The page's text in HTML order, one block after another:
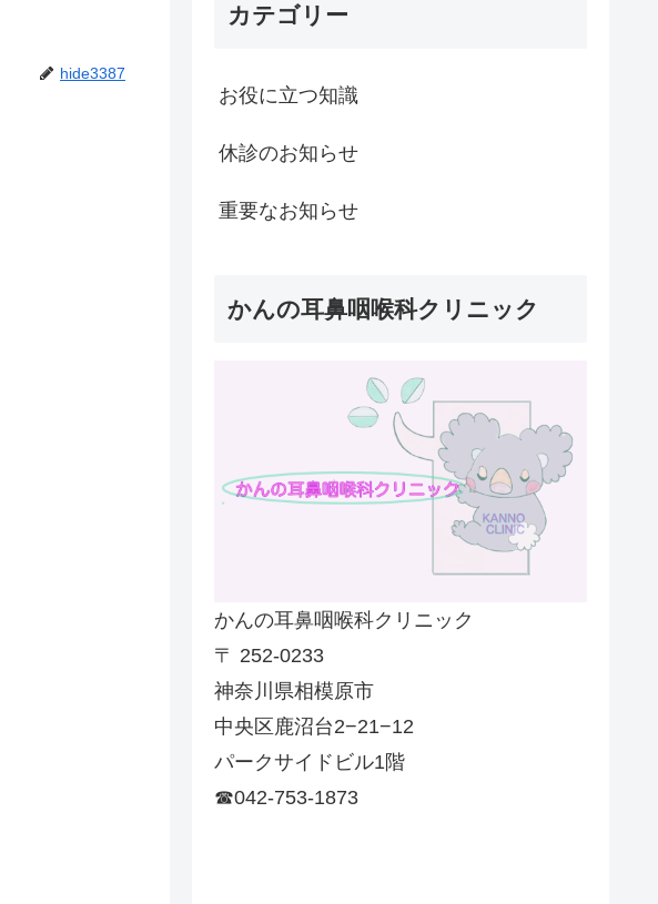
hide3387
カテゴリー
お役に立つ知識
休診のお知らせ
重要なお知らせ
かんの耳鼻咽喉科クリニック
かんの耳鼻咽喉科クリニック
〒 252-0233
神奈川県相模原市
中央区鹿沼台2−21−12
パークサイドビル1階
☎042-753-1873